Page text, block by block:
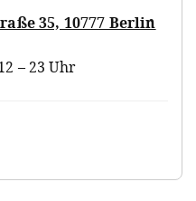
35, 10777 Berlin
– 23 Uhr